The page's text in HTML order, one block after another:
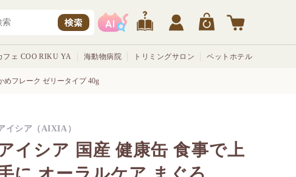
検索
フェ COO RIKU YA 海動物病院 トリミングサロン ペットホテル
めフレーク ゼリータイプ 40g
イシア 国産 健康缶 食事で上
イシア（AIXIA）